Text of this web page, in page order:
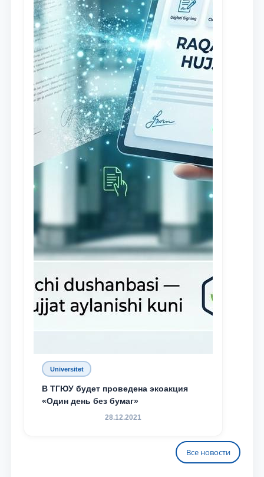
Universitet
В ТГЮУ будет проведена экоакция
«Один день без бумаг»
28.12.2021
Все новости